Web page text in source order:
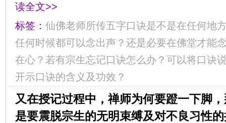
读全文>>
标签： 仙佛老师所传五字口诀是不是在任何地
任何时候都可以念出声？还是必要在佛堂才能
在心？若有宗生忘记口诀怎么办？可以将口诀
开示口诀的含义及功效？
又在授记过程中，禅师为何要蹬一下脚
是要震脱宗生的无明束缚及对不良习性